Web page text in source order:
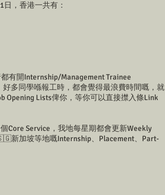
，香港一共有：
有開Internship/Management Trainee
多同學喺報工時，都會覺得最浪費時間嘅，就
Opening Lists俾你，等你可以直接㩒入條Link
Core Service，我地每星期都會更新Weekly
加坡等地嘅Internship、Placement、Part-